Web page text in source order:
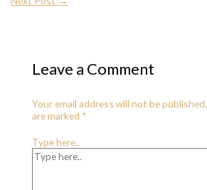
Leave a Comment
Your email address will not be published.
are marked *
Type here..